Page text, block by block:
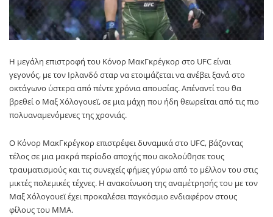
Η μεγάλη επιστροφή του Κόνορ ΜακΓκρέγκορ στο UFC είναι
γεγονός, με τον Ιρλανδό σταρ να ετοιμάζεται να ανέβει ξανά στο
οκτάγωνο ύστερα από πέντε χρόνια απουσίας. Απέναντί του θα
βρεθεί ο Μαξ Χόλογουεϊ, σε μια μάχη που ήδη θεωρείται από τις πιο
πολυαναμενόμενες της χρονιάς.
Ο Κόνορ ΜακΓκρέγκορ επιστρέφει δυναμικά στο UFC, βάζοντας
τέλος σε μια μακρά περίοδο αποχής που ακολούθησε τους
τραυματισμούς και τις συνεχείς φήμες γύρω από το μέλλον του στις
μικτές πολεμικές τέχνες. Η ανακοίνωση της αναμέτρησής του με τον
Μαξ Χόλογουεϊ έχει προκαλέσει παγκόσμιο ενδιαφέρον στους
φίλους του MMA.